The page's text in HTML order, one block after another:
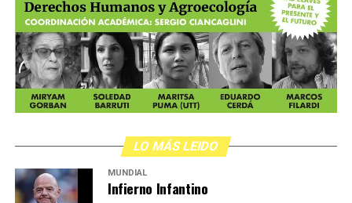
LO MÁS LEIDO
MUNDIAL
Infierno Infantino